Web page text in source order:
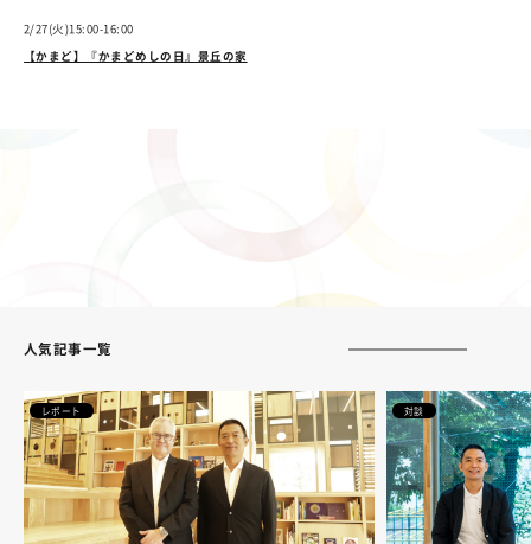
2/27(火)15:00-16:00
【かまど】『かまどめしの日』景丘の家
人気記事一覧
レポート 対談